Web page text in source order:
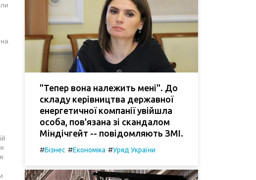
"Тепер вона належить мені". До
складу керівництва державної
енергетичної компанії увійшла
особа, пов'язана зі скандалом
Міндічгейт -- повідомляють ЗМІ.
#Бізнес #Економіка #Уряд України